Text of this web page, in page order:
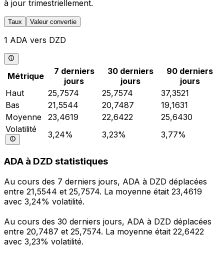
à jour trimestriellement.
Taux Valeur convertie
1 ADA vers DZD
Métrique
7 derniers
jours
30 derniers
jours
90 derniers
jours
Haut
25,7574 25,7574
37,3521
Bas
21,5544 20,7487
19,1631
Moyenne
23,4619 22,6422
25,6430
Volatilité
3,24% 3,23% 3,77%
ADA à DZD statistiques
Au cours des 7 derniers jours, ADA à DZD déplacées
entre 21,5544 et 25,7574. La moyenne était 23,4619
avec 3,24% volatilité.
Au cours des 30 derniers jours, ADA à DZD déplacées
entre 20,7487 et 25,7574. La moyenne était 22,6422
avec 3,23% volatilité.